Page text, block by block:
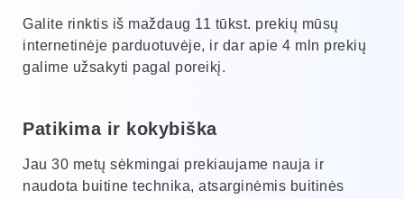
Galite rinktis iš maždaug 11 tūkst. prekių mūsų
internetinėje parduotuvėje, ir dar apie 4 mln prekių
galime užsakyti pagal poreikį.
Patikima ir kokybiška
Jau 30 metų sėkmingai prekiaujame nauja ir
naudota buitine technika, atsarginėmis buitinės